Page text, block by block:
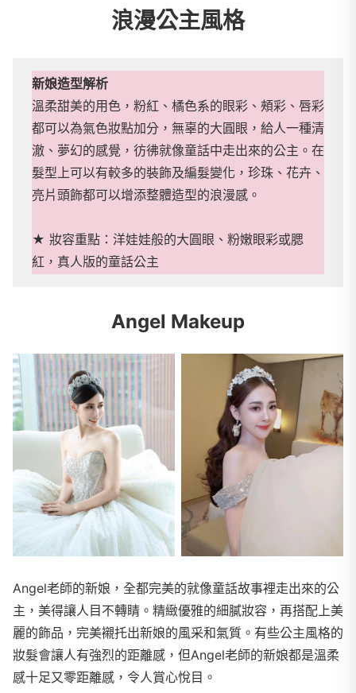
浪漫公主風格
新娘造型解析
溫柔甜美的用色，粉紅、橘色系的眼彩、頰彩、唇彩
都可以為氣色妝點加分，無辜的大圓眼，給人一種清
澈、夢幻的感覺，彷彿就像童話中走出來的公主。在
髮型上可以有較多的裝飾及編髮變化，珍珠、花卉、
亮片頭飾都可以增添整體造型的浪漫感。
★ 妝容重點：洋娃娃般的大圓眼、粉嫩眼彩或腮
紅，真人版的童話公主
Angel Makeup
Angel老師的新娘，全都完美的就像童話故事裡走出來的公
主，美得讓人目不轉睛。精緻優雅的細膩妝容，再搭配上美
麗的飾品，完美襯托出新娘的風采和氣質。有些公主風格的
妝髮會讓人有強烈的距離感，但Angel老師的新娘都是溫柔
感十足又零距離感，令人賞心悅目。